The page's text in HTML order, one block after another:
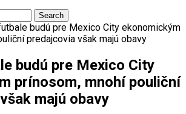
budú pre Mexico City ekonomickým
predajcovia však majú obavy
budú pre Mexico City
prínosom, mnohí pouliční
majú obavy